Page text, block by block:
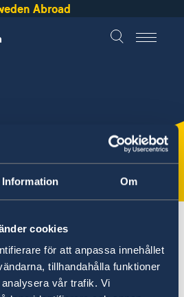
Information Om
cookies
för att anpassa innehållet
tillhandahålla funktioner
vår trafik. Vi
Abroad
Curaçao Anti Fraud